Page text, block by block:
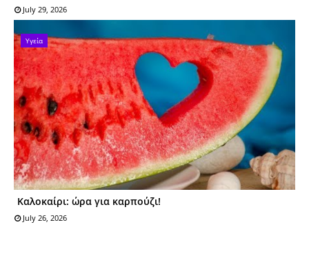
July 29, 2026
Υγεία
Καλοκαίρι: ώρα για καρπούζι!
July 26, 2026